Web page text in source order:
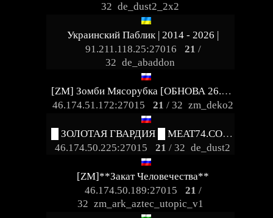
32 de_dust2_2x2
Украинский Паблик | 2014 - 2026 |
91.211.118.25:27016
21 /
32 de_abaddon
[ZM] Зомби Мясорубка [ОБНОВА 26.07] [FREE VIP]
46.174.51.172:27015
21 / 32 zm_deko2
█ ЗОЛОТАЯ ГВАРДИЯ █ MEAT74.COM █
46.174.50.225:27015
21 / 32 de_dust2
[ZM]**Закат Человечества**
46.174.50.189:27015
21 /
32 zm_ark_aztec_utopic_v1